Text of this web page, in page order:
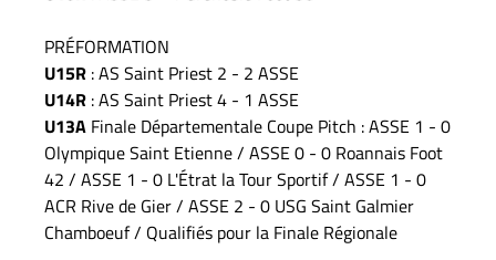
PRÉFORMATION
U15R : AS Saint Priest 2 - 2 ASSE
U14R : AS Saint Priest 4 - 1 ASSE
U13A Finale Départementale Coupe Pitch : ASSE 1 - 0
Olympique Saint Etienne / ASSE 0 - 0 Roannais Foot
42 / ASSE 1 - 0 L'Étrat la Tour Sportif / ASSE 1 - 0
ACR Rive de Gier / ASSE 2 - 0 USG Saint Galmier
Chamboeuf / Qualifiés pour la Finale Régionale